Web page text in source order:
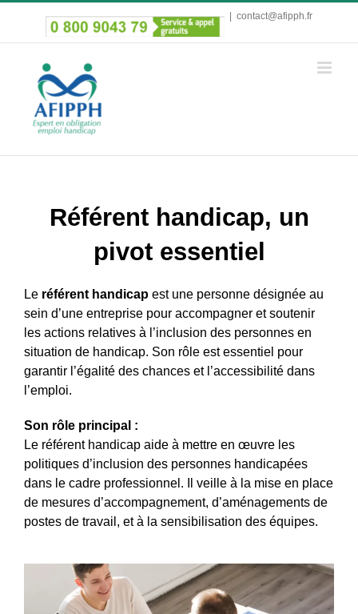
contenu
contact@afipph.fr
Référent handicap, un
pivot essentiel
Le référent handicapest une personne désignée au
sein d’une entreprise pour accompagner et soutenir
les actions relatives à l’inclusion des personnes en
situation de handicap. Son rôle est essentiel pour
garantir l’égalité des chances et l’accessibilité dans
l’emploi.
Son rôle principal :
Le référent handicap aide à mettre en œuvre les
politiques d’inclusion des personnes handicapées
dans le cadre professionnel. Il veille à la mise en place
de mesures d’accompagnement, d’aménagements de
postes de travail, et à la sensibilisation des équipes.